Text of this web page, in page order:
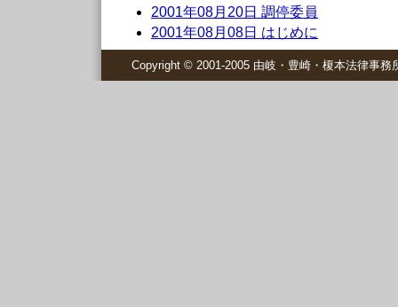
2001年08月20日 調停委員
2001年08月08日 はじめに
Copyright © 2001-2005 由岐・豊崎・榎本法律事